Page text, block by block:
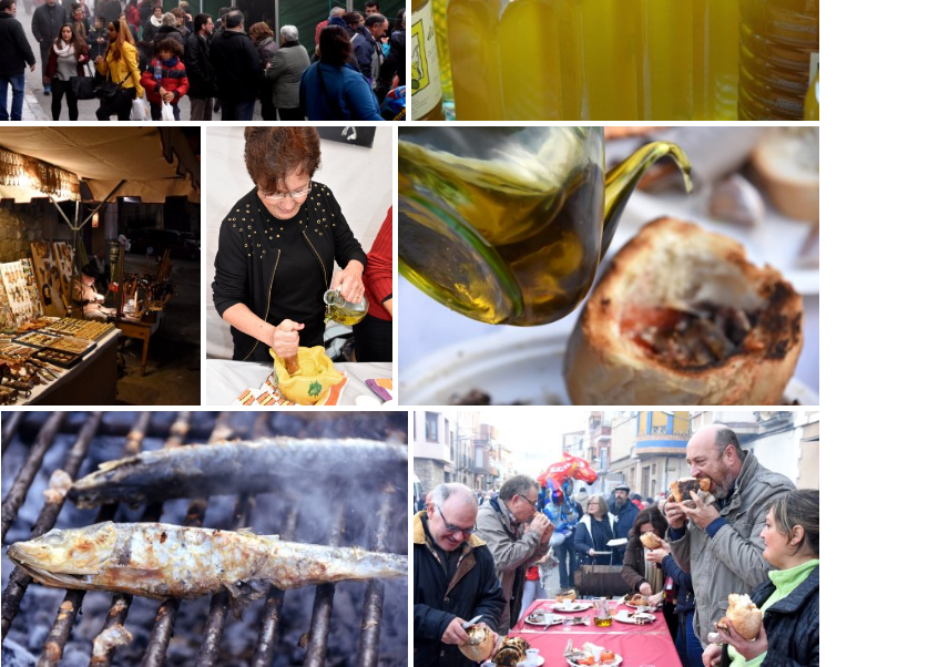
Festa de l'Oli a la Fatarella Festa de l'Oli a la Fatarella
Festa de l'Oli a la Fatarella Festa de l'Oli a la Fatarella